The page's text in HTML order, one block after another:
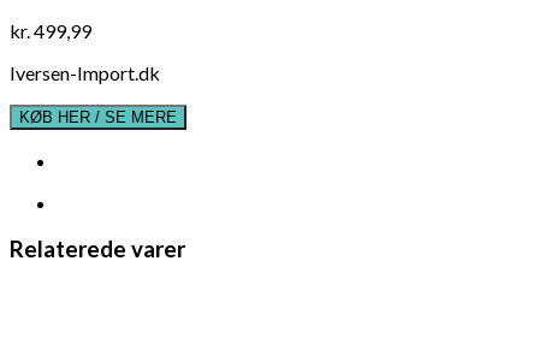
kr. 499,99
Iversen-Import.dk
KØB HER / SE MERE
Relaterede varer